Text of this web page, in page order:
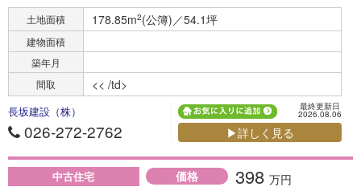
土地面積 178.85m2(公簿)／54.1坪
建物面積
築年月
間取
<< /td>
長坂建設（株）
026-272-2762
最終更新日
2026.08.06
▶詳しく見る
中古住宅 価格 398 万円